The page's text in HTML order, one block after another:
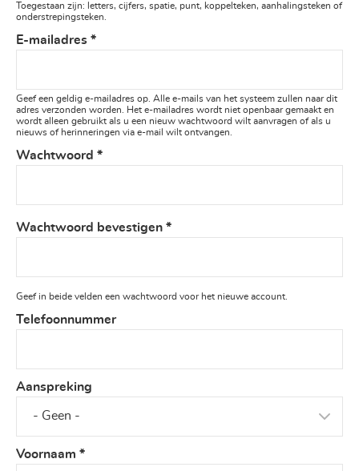
Toegestaan zijn: letters, cijfers, spatie, punt, koppelteken, aanhalingsteken of
onderstrepingsteken.
E-mailadres *
Geef een geldig e-mailadres op. Alle e-mails van het systeem zullen naar dit
adres verzonden worden. Het e-mailadres wordt niet openbaar gemaakt en
wordt alleen gebruikt als u een nieuw wachtwoord wilt aanvragen of als u
nieuws of herinneringen via e-mail wilt ontvangen.
Wachtwoord *
Wachtwoord bevestigen *
Geef in beide velden een wachtwoord voor het nieuwe account.
Telefoonnummer
Aanspreking
Voornaam *